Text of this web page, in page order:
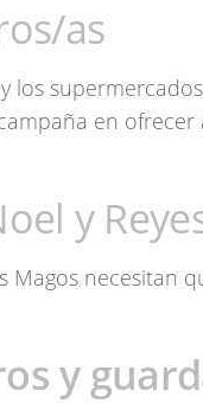
as
los
en
y
Magos
y